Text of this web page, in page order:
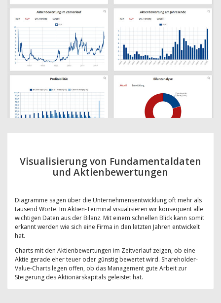
Visualisierung von Fundamentaldaten
und Aktienbewertungen
Diagramme sagen über die Unternehmensentwicklung oft mehr als
tausend Worte. Im Aktien-Terminal visualisieren wir konsequent alle
wichtigen Daten aus der Bilanz. Mit einem schnellen Blick kann somit
erkannt werden wie sich eine Firma in den letzten Jahren entwickelt
hat.
Charts mit den Aktienbewertungen im Zeitverlauf zeigen, ob eine
Aktie gerade eher teuer oder günstig bewertet wird. Shareholder-
Value-Charts legen offen, ob das Management gute Arbeit zur
Steigerung des Aktionärskapitals geleistet hat.